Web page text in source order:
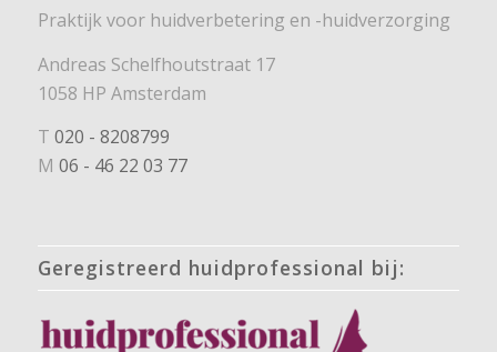
Praktijk voor huidverbetering en -huidverzorging
Andreas Schelfhoutstraat 17
1058 HP Amsterdam
T 020 - 8208799
M 06 - 46 22 03 77
Geregistreerd huidprofessional bij: